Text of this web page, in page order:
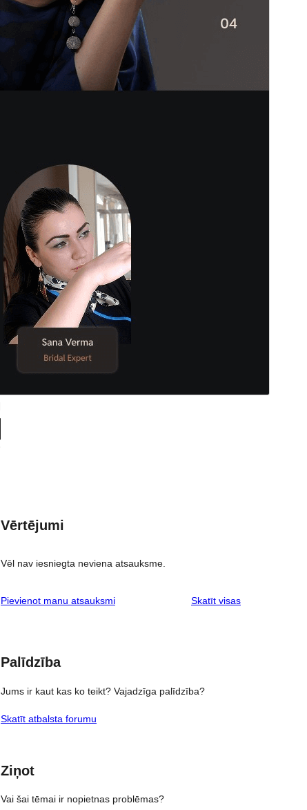
Vērtējumi
Vēl nav iesniegta neviena atsauksme.
Pievienot manu atsauksmi Skatīt visasatsauksmes
Palīdzība
Jums ir kaut kas ko teikt? Vajadzīga palīdzība?
Skatīt atbalsta forumu
Ziņot
Vai šai tēmai ir nopietnas problēmas?